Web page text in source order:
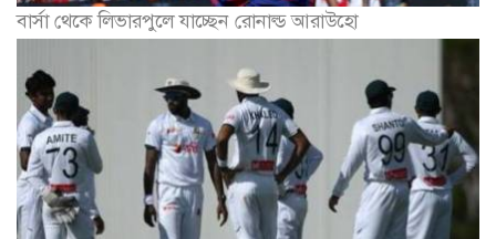
বার্সা থেকে লিভারপুলে যাচ্ছেন রোনাল্ড আরাউহো